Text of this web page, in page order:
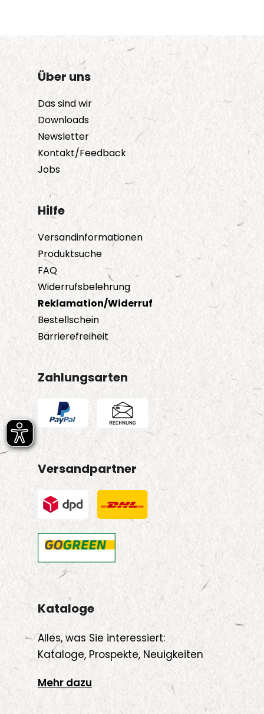
auf.
der
Produktseite
Über uns
Das sind wir
Downloads
Newsletter
Kontakt/Feedback
Jobs
Hilfe
Versandinformationen
Produktsuche
FAQ
Widerrufsbelehrung
Reklamation/Widerruf
Bestellschein
Barrierefreiheit
Zahlungsarten
Versandpartner
Kataloge
Alles, was Sie interessiert:
Kataloge, Prospekte, Neuigkeiten
Mehr dazu